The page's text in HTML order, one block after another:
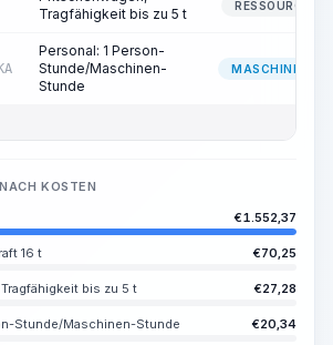
Tragfähigkeit bis zu 5 t
RESSOURCE
Personal: 1 Person-
Stunde/Maschinen-
Stunde
MASCHINIST
KOSTEN
€1.552,37
16 t €70,25
bis zu 5 t €27,28
Stunde/Maschinen-Stunde €20,34